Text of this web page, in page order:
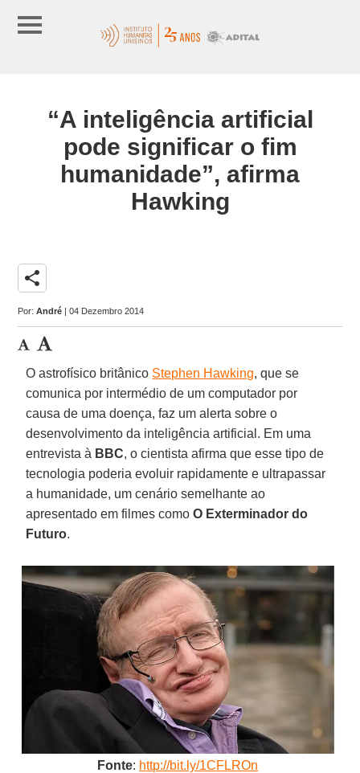
“A inteligência artificial
pode significar o fim
humanidade”, afirma
Hawking
share
Por:André | 04 Dezembro 2014
O astrofísico britânico Stephen Hawking, que se
comunica por intermédio de um computador por
causa de uma doença, faz um alerta sobre o
desenvolvimento da inteligência artificial. Em uma
entrevista à BBC, o cientista afirma que esse tipo de
tecnologia poderia evoluir rapidamente e ultrapassar
a humanidade, um cenário semelhante ao
apresentado em filmes comoO Exterminador do
Futuro.
Fonte: http://bit.ly/1CFLROn